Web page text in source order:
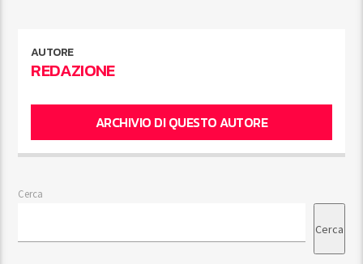
AUTORE
REDAZIONE
ARCHIVIO DI QUESTO AUTORE
Cerca
Cerca